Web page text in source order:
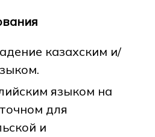
казахским и/
языком на
для
и